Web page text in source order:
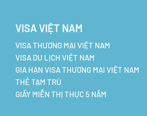
VISA VIỆT NAM
VISA THƯƠNG MẠI VIỆT NAM
VISA DU LỊCH VIỆT NAM
GIA HẠN VISA THƯƠNG MẠI VIỆT NAM
THẺ TẠM TRÚ
GIẤY MIỄN THỊ THỰC 5 NĂM